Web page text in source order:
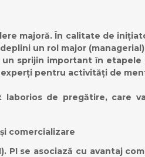
majoră. În calitate de
un rol major
sprijin important în
pentru activități de
de pregătire, care
comercializare
se asociază cu avantaj